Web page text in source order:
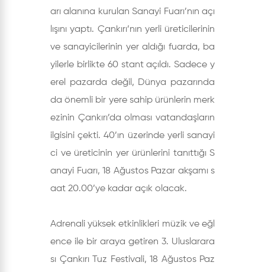
arı alanına kurulan Sanayi Fuarı’nın açı
lışını yaptı. Çankırı’nın yerli üreticilerinin
ve sanayicilerinin yer aldığı fuarda, ba
yilerle birlikte 60 stant açıldı. Sadece y
erel pazarda değil, Dünya pazarında
da önemli bir yere sahip ürünlerin merk
ezinin Çankırı’da olması vatandaşların
ilgisini çekti. 40’ın üzerinde yerli sanayi
ci ve üreticinin yer ürünlerini tanıttığı S
anayi Fuarı, 18 Ağustos Pazar akşamı s
aat 20.00’ye kadar açık olacak.
Adrenali yüksek etkinlikleri müzik ve eğl
ence ile bir araya getiren 3. Uluslarara
sı Çankırı Tuz Festivali, 18 Ağustos Paz